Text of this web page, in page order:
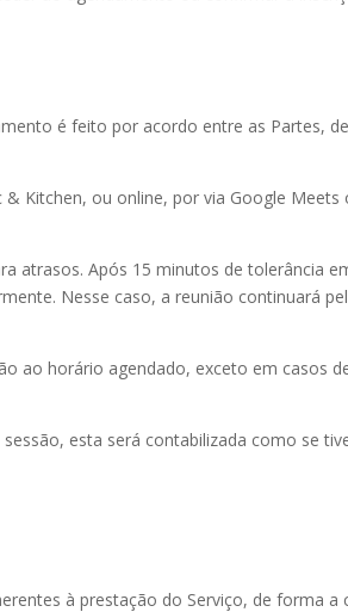
é feito por acordo entre as Partes,
Kitchen, ou online, por via Google Meets
atrasos. Após 15 minutos de tolerância
Nesse caso, a reunião continuará
ao horário agendado, exceto em casos
esta será contabilizada como se
à prestação do Serviço, de forma a